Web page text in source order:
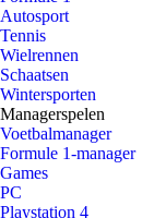
Autosport
Tennis
Wielrennen
Schaatsen
Wintersporten
Managerspelen
Voetbalmanager
Formule 1-manager
Games
PC
Playstation 4